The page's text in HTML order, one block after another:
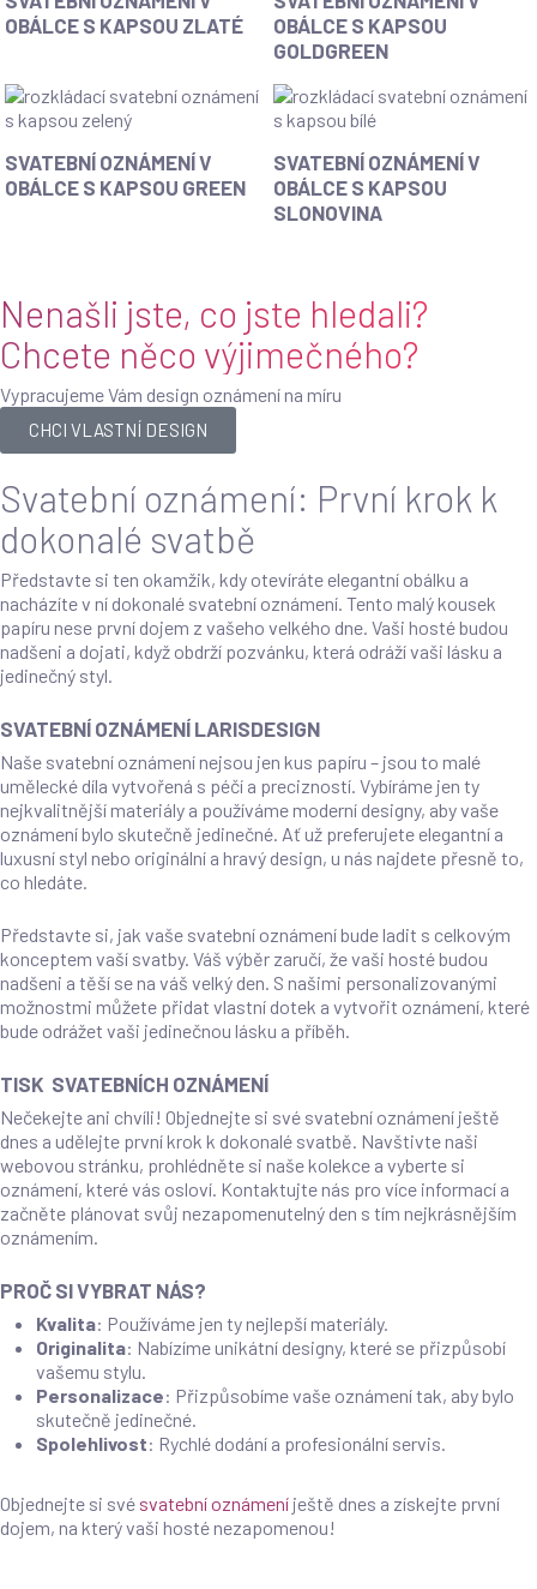
OBÁLCE S KAPSOU ZLATÉ
OBÁLCE S KAPSOU
GOLDGREEN
SVATEBNÍ OZNÁMENÍ V
OBÁLCE S KAPSOU GREEN
SVATEBNÍ OZNÁMENÍ V
OBÁLCE S KAPSOU
SLONOVINA
Nenašli jste, co jste hledali?
Chcete něco výjimečného?
Vypracujeme Vám design oznámení na míru
CHCI VLASTNÍ DESIGN
Svatební oznámení: První krok k
dokonalé svatbě
Představte si ten okamžik, kdy otevíráte elegantní obálku a
nacházíte v ní dokonalé svatební oznámení. Tento malý kousek
papíru nese první dojem z vašeho velkého dne. Vaši hosté budou
nadšeni a dojati, když obdrží pozvánku, která odráží vaši lásku a
jedinečný styl.
SVATEBNÍ OZNÁMENÍ LARISDESIGN
Naše svatební oznámení nejsou jen kus papíru – jsou to malé
umělecké díla vytvořená s péčí a precizností. Vybíráme jen ty
nejkvalitnější materiály a používáme moderní designy, aby vaše
oznámení bylo skutečně jedinečné. Ať už preferujete elegantní a
luxusní styl nebo originální a hravý design, u nás najdete přesně to,
co hledáte.
Představte si, jak vaše svatební oznámení bude ladit s celkovým
konceptem vaší svatby. Váš výběr zaručí, že vaši hosté budou
nadšeni a těší se na váš velký den. S našimi personalizovanými
možnostmi můžete přidat vlastní dotek a vytvořit oznámení, které
bude odrážet vaši jedinečnou lásku a příběh.
TISK SVATEBNÍCH OZNÁMENÍ
Nečekejte ani chvíli! Objednejte si své svatební oznámení ještě
dnes a udělejte první krok k dokonalé svatbě. Navštivte naši
webovou stránku, prohlédněte si naše kolekce a vyberte si
oznámení, které vás osloví. Kontaktujte nás pro více informací a
začněte plánovat svůj nezapomenutelný den s tím nejkrásnějším
oznámením.
PROČ SI VYBRAT NÁS?
Kvalita: Používáme jen ty nejlepší materiály.
Originalita: Nabízíme unikátní designy, které se přizpůsobí
vašemu stylu.
Personalizace: Přizpůsobíme vaše oznámení tak, aby bylo
skutečně jedinečné.
Spolehlivost: Rychlé dodání a profesionální servis.
Objednejte si své svatební oznámení ještě dnes a získejte první
dojem, na který vaši hosté nezapomenou!